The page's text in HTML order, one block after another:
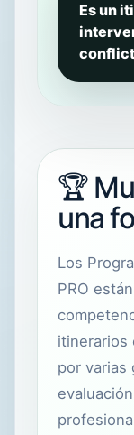
Es un
🏆
una
Los
PRO
itinerarios
por varias